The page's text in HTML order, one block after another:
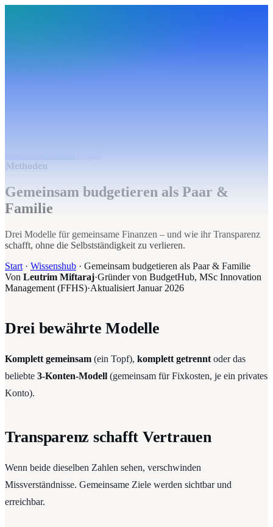
Methoden
Gemeinsam budgetieren als Paar &
Familie
Drei Modelle für gemeinsame Finanzen – und wie ihr Transparenz
schafft, ohne die Selbstständigkeit zu verlieren.
Start · Wissenshub · Gemeinsam budgetieren als Paar & Familie
Von Leutrim Miftaraj·Gründer von BudgetHub, MSc Innovation
Management (FFHS)·Aktualisiert Januar 2026
Drei bewährte Modelle
Komplett gemeinsam (ein Topf), komplett getrennt oder das
beliebte 3-Konten-Modell (gemeinsam für Fixkosten, je ein privates
Konto).
Transparenz schafft Vertrauen
Wenn beide dieselben Zahlen sehen, verschwinden
Missverständnisse. Gemeinsame Ziele werden sichtbar und
erreichbar.